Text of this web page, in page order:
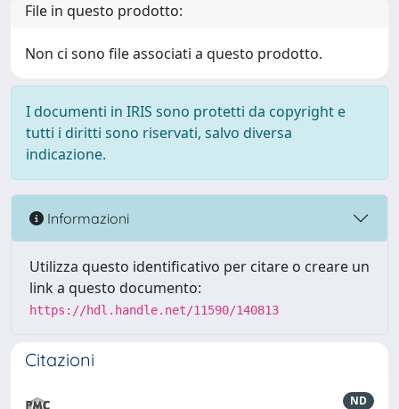
File in questo prodotto:
Non ci sono file associati a questo prodotto.
I documenti in IRIS sono protetti da copyright e
tutti i diritti sono riservati, salvo diversa
indicazione.
Informazioni
Utilizza questo identificativo per citare o creare un
link a questo documento:
https://hdl.handle.net/11590/140813
Citazioni
ND